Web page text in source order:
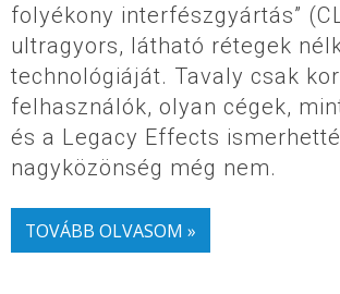
folyékony interfészgyártás”
ultragyors, látható rétegek
technológiáját. Tavaly csak
felhasználók, olyan cégek,
és a Legacy Effects
nagyközönség még nem.
TOVÁBB OLVASOM »